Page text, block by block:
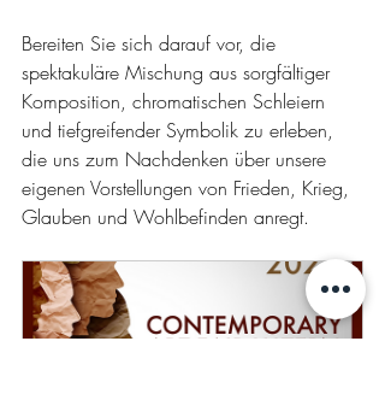
Bereiten Sie sich darauf vor, die
spektakuläre Mischung aus sorgfältiger
Komposition, chromatischen Schleiern
und tiefgreifender Symbolik zu erleben,
die uns zum Nachdenken über unsere
eigenen Vorstellungen von Frieden, Krieg,
Glauben und Wohlbefinden anregt.